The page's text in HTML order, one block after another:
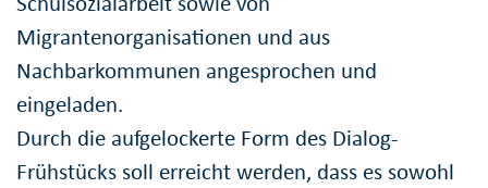
Migrantenorganisationen und aus
Nachbarkommunen angesprochen und
eingeladen.
Durch die aufgelockerte Form des Dialog-
Frühstücks soll erreicht werden, dass es sowohl